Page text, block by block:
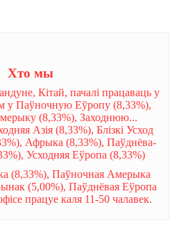
Хто мы
Кітай, пачалі працаваць у
у Паўночную Еўропу (8,33%),
(8,33%), Заходнюю...
Азія (8,33%), Блізкі Усход
Афрыка (8,33%), Паўднёва-
Усходняя Еўропа (8,33%)
(8,33%), Паўночная Амерыка
(5,00%), Паўднёвая Еўропа
працуе каля 11-50 чалавек.